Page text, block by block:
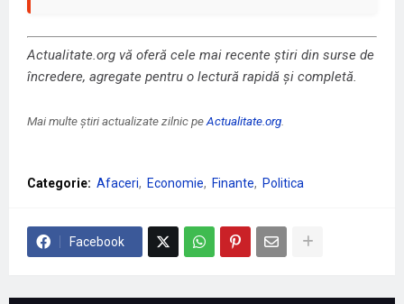
Actualitate.org vă oferă cele mai recente știri din surse de
încredere, agregate pentru o lectură rapidă și completă.
Mai multe știri actualizate zilnic peActualitate.org.
Categorie: Afaceri Economie Finante Politica
Facebook